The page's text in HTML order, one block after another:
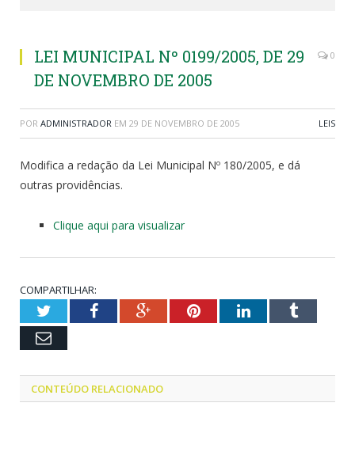
LEI MUNICIPAL Nº 0199/2005, DE 29
DE NOVEMBRO DE 2005
0
POR ADMINISTRADOR EM 29 DE NOVEMBRO DE 2005 LEIS
Modifica a redação da Lei Municipal Nº 180/2005, e dá
outras providências.
Clique aqui para visualizar
COMPARTILHAR:
TwitterFacebookGoogle+PinterestLinkedInTumblr
Email
CONTEÚDO RELACIONADO